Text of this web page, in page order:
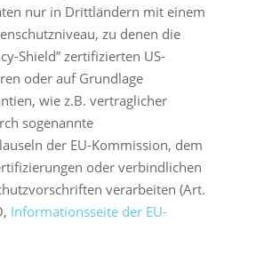
nur in Drittländern mit einem
zu denen die
Shield” zertifizierten US-
oder auf Grundlage
wie z.B. vertraglicher
sogenannte
der EU-Kommission, dem
oder verbindlichen
verarbeiten (Art.
Informationsseite der EU-